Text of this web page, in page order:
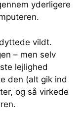
yderligere
vildt.
– men selv
lejlighed
den (alt gik ind
og så virkede